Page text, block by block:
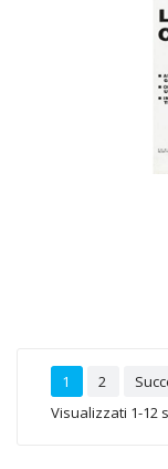
1 2
Visualizzati 1-12